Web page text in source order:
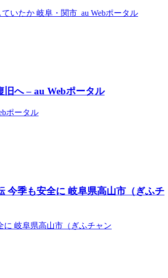
いたか 岐阜・関市 au Webポータル
へ – au Webポータル
ポータル
今季も安全に 岐阜県高山市（ぎふチ
に 岐阜県高山市（ぎふチャン